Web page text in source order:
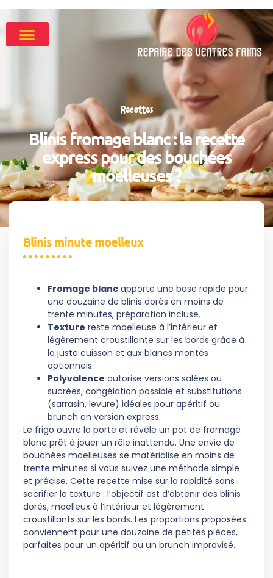
Recettes
Blinis fromage blanc : la recette
express pour des bouchées
moelleuses ?
Blinis minute moelleux
Fromage blanc apporte une base rapide pour
une douzaine de blinis dorés en moins de
trente minutes, préparation incluse.
Texture reste moelleuse à l’intérieur et
légèrement croustillante sur les bords grâce à
la juste cuisson et aux blancs montés
optionnels.
Polyvalence autorise versions salées ou
sucrées, congélation possible et substitutions
(sarrasin, levure) idéales pour apéritif ou
brunch en version express.
Le frigo ouvre la porte et révèle un pot de fromage
blanc prêt à jouer un rôle inattendu. Une envie de
bouchées moelleuses se matérialise en moins de
trente minutes si vous suivez une méthode simple
et précise. Cette recette mise sur la rapidité sans
sacrifier la texture : l’objectif est d’obtenir des blinis
dorés, moelleux à l’intérieur et légèrement
croustillants sur les bords. Les proportions proposées
conviennent pour une douzaine de petites pièces,
parfaites pour un apéritif ou un brunch improvisé.